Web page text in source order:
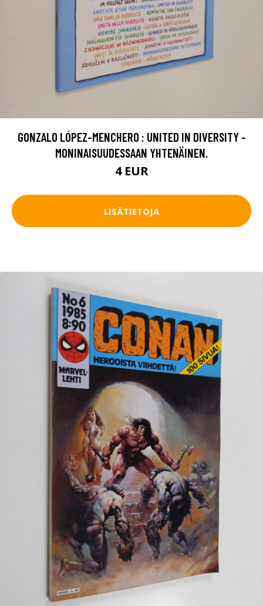
GONZALO LÓPEZ-MENCHERO : UNITED IN DIVERSITY -
MONINAISUUDESSAAN YHTENÄINEN.
4 EUR
LISÄTIETOJA